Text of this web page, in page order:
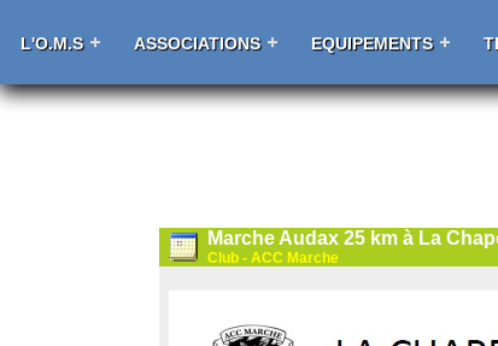
L'O.M.S ASSOCIATIONS EQUIPEMENTS
Marche Audax 25 km à La
Club - ACC Marche